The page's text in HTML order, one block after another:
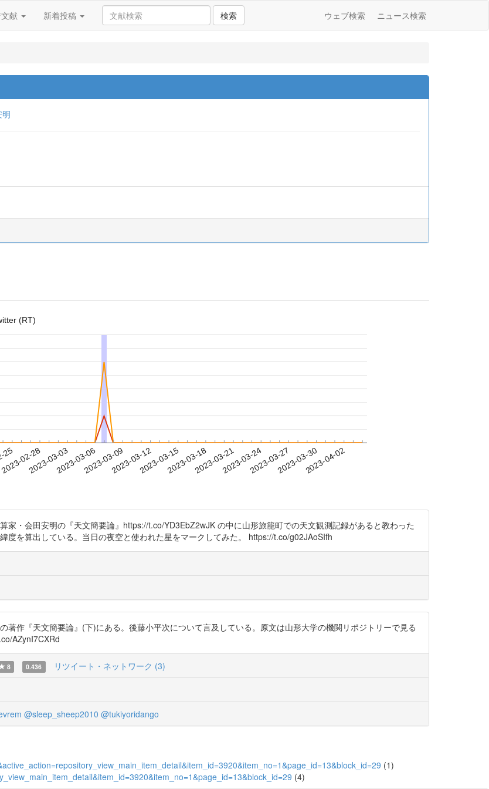
献 新着投稿 検索 ウェブ検索 ニュース検索
(RT)
2023-02-282023-03-032023-03-062023-03-092023-03-122023-03-152023-03-182023-03-212023-03-242023-03-272023-03-302023-04-02
家・会田安明の『天文簡要論』https://t.co/YD3EbZ2wJK の中に山形旅籠町での天文観測記録があると教わった
度を算出している。当日の夜空と使われた星をマークしてみた。 https://t.co/g02JAoSIfh
著作『天文簡要論』(下)にある。後藤小平次について言及している。原文は山形大学の機関リポジトリーで見る
AZynI7CXRd
8 0.436 リツイート・ネットワーク (3)
@sleep_sheep2010 @tukiyoridango
(1)
(4)